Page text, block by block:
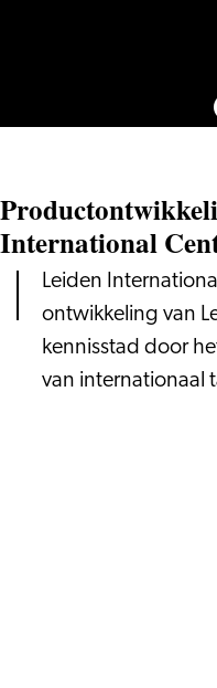
International
Leiden
ontwikkeling van
kennisstad door
van internationaal